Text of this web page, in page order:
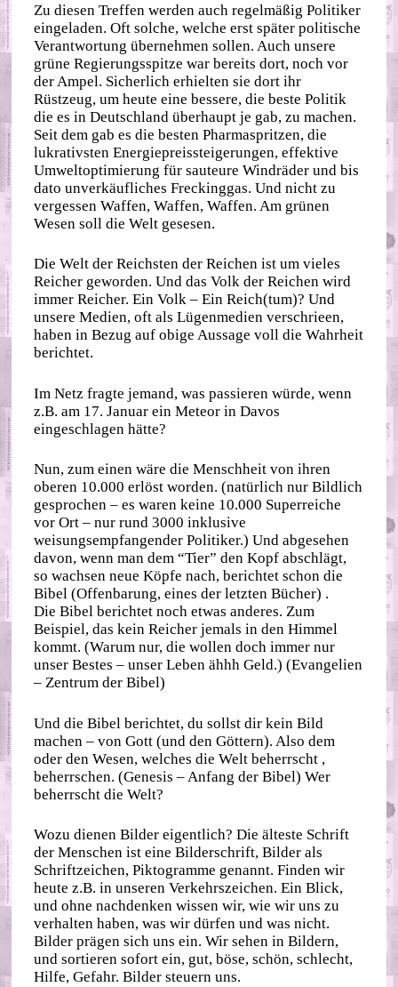
Zu diesen Treffen werden auch regelmäßig Politiker
eingeladen. Oft solche, welche erst später politische
Verantwortung übernehmen sollen. Auch unsere
grüne Regierungsspitze war bereits dort, noch vor
der Ampel. Sicherlich erhielten sie dort ihr
Rüstzeug, um heute eine bessere, die beste Politik
die es in Deutschland überhaupt je gab, zu machen.
Seit dem gab es die besten Pharmaspritzen, die
lukrativsten Energiepreissteigerungen, effektive
Umweltoptimierung für sauteure Windräder und bis
dato unverkäufliches Freckinggas. Und nicht zu
vergessen Waffen, Waffen, Waffen. Am grünen
Wesen soll die Welt gesesen.
Die Welt der Reichsten der Reichen ist um vieles
Reicher geworden. Und das Volk der Reichen wird
immer Reicher. Ein Volk – Ein Reich(tum)? Und
unsere Medien, oft als Lügenmedien verschrieen,
haben in Bezug auf obige Aussage voll die Wahrheit
berichtet.
Im Netz fragte jemand, was passieren würde, wenn
z.B. am 17. Januar ein Meteor in Davos
eingeschlagen hätte?
Nun, zum einen wäre die Menschheit von ihren
oberen 10.000 erlöst worden. (natürlich nur Bildlich
gesprochen – es waren keine 10.000 Superreiche
vor Ort – nur rund 3000 inklusive
weisungsempfangender Politiker.) Und abgesehen
davon, wenn man dem “Tier” den Kopf abschlägt,
so wachsen neue Köpfe nach, berichtet schon die
Bibel (Offenbarung, eines der letzten Bücher) .
Die Bibel berichtet noch etwas anderes. Zum
Beispiel, das kein Reicher jemals in den Himmel
kommt. (Warum nur, die wollen doch immer nur
unser Bestes – unser Leben ähhh Geld.) (Evangelien
– Zentrum der Bibel)
Und die Bibel berichtet, du sollst dir kein Bild
machen – von Gott (und den Göttern). Also dem
oder den Wesen, welches die Welt beherrscht ,
beherrschen. (Genesis – Anfang der Bibel) Wer
beherrscht die Welt?
Wozu dienen Bilder eigentlich? Die älteste Schrift
der Menschen ist eine Bilderschrift, Bilder als
Schriftzeichen, Piktogramme genannt. Finden wir
heute z.B. in unseren Verkehrszeichen. Ein Blick,
und ohne nachdenken wissen wir, wie wir uns zu
verhalten haben, was wir dürfen und was nicht.
Bilder prägen sich uns ein. Wir sehen in Bildern,
und sortieren sofort ein, gut, böse, schön, schlecht,
Hilfe, Gefahr. Bilder steuern uns.